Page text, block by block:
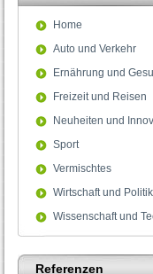
Home
Auto und Verkehr
Ernährung und
Freizeit und Reisen
Neuheiten und
Sport
Vermischtes
Wirtschaft und Politik
Wissenschaft und
Referenzen